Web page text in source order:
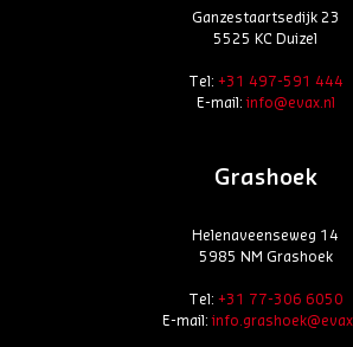
Ganzestaartsedijk 23
5525 KC Duizel
Tel: +31 497-591 444
E-mail:info@evax.nl
Grashoek
Helenaveenseweg 14
5985 NM Grashoek
Tel: +31 77-306 6050
E-mail: